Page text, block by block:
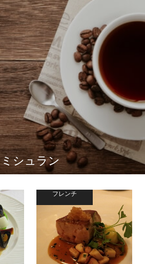
ミシュラン
フレンチ